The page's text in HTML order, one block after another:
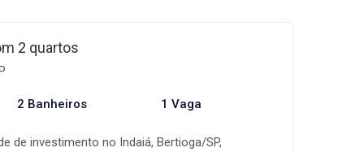
e disponibilidade dos imóveis estão
aviso prévio.
2 quartos
2 Banheiros 1 Vaga
de investimento no Indaiá, Bertioga/SP,